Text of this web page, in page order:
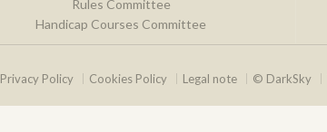
Rules Committee
Handicap Courses Committee
Privacy Policy Cookies Policy Legal note © DarkSky